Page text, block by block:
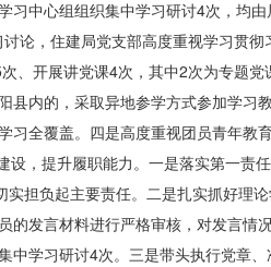
习中心组组织集中学习研讨4次，均
讨论，住建局党支部高度重视学习贯
、开展讲党课4次，其中2次为专题党
县内的，采取异地参学方式参加学
习全覆盖。四是高度重视团员青年
设，提升履职能力。一是落实第一责
实担负起主要责任。二是扎实抓好理论
的发言材料进行严格审核，对发言情
中学习研讨4次。三是带头执行党章